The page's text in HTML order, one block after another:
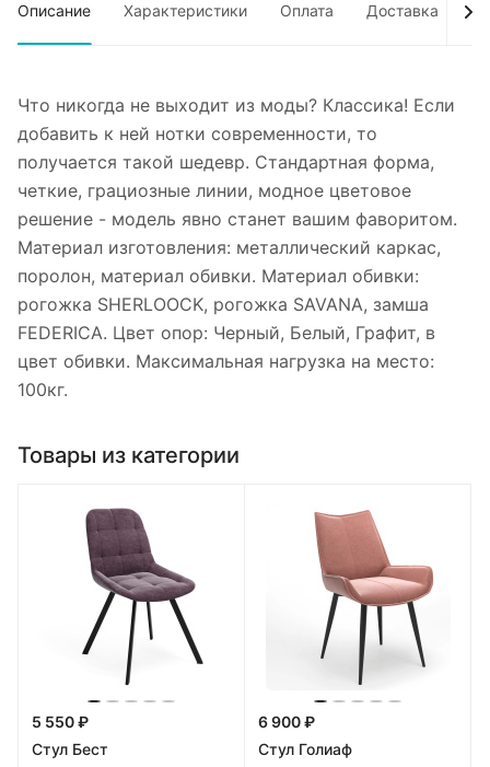
Описание Характеристики Оплата Доставка
Что никогда не выходит из моды? Классика! Если
добавить к ней нотки современности, то
получается такой шедевр. Стандартная форма,
четкие, грациозные линии, модное цветовое
решение - модель явно станет вашим фаворитом.
Материал изготовления: металлический каркас,
поролон, материал обивки. Материал обивки:
рогожка SHERLOOCK, рогожка SAVANA, замша
FEDERICA. Цвет опор: Черный, Белый, Графит, в
цвет обивки. Максимальная нагрузка на место:
100кг.
Товары из категории
5 550 ₽
Стул Бест
6 900 ₽
Стул Голиаф